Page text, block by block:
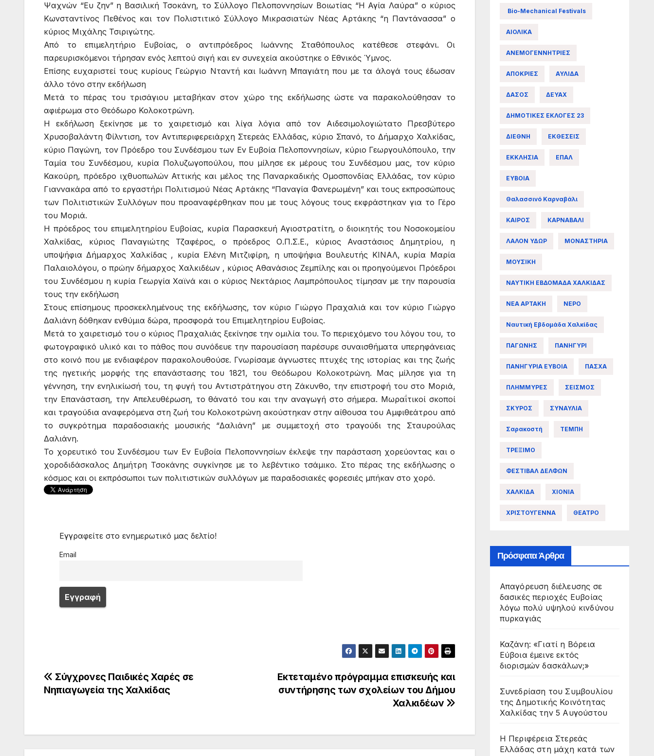
Ψαχνών “Ευ ζην” η Βασιλική Τσοκάνη, το Σύλλογο Πελοποννησίων Βοιωτίας “Η Αγία Λαύρα” ο κύριος
Κωνσταντίνος Πεθένος και τον Πολιστιτικό Σύλλογο Μικρασιατών Νέας Αρτάκης “η Παντάνασσα” ο
κύριος Μιχάλης Τσιριγώτης.
Από το επιμελητήριο Ευβοίας, ο αντιπρόεδρος Ιωάννης Σταθόπουλος κατέθεσε στεφάνι. Οι
παρευρισκόμενοι τήρησαν ενός λεπτού σιγή και εν συνεχεία ακούστηκε ο Εθνικός Ύμνος.
Επίσης ευχαριστεί τους κυρίους Γεώργιο Νταντή και Ιωάννη Μπαγιάτη που με τα άλογά τους έδωσαν
άλλο τόνο στην εκδήλωση
Μετά το πέρας του τρισάγιου μεταβήκαν στον χώρο της εκδήλωσης ώστε να παρακολούθησαν το
αφιέρωμα στο Θεόδωρο Κολοκοτρώνη.
Η εκδήλωση ξεκίνησε με το χαιρετισμό και λίγα λόγια από τον Αιδεσιμολογιώτατο Πρεσβύτερο
Χρυσοβαλάντη Φίλντιση, τον Αντιπεριφερειάρχη Στερεάς Ελλάδας, κύριο Σπανό, το Δήμαρχο Χαλκίδας,
κύριο Παγώνη, τον Πρόεδρο του Συνδέσμου των Εν Ευβοία Πελοποννησίων, κύριο Γεωργουλόπουλο, την
Ταμία του Συνδέσμου, κυρία Πολυζωγοπούλου, που μίλησε εκ μέρους του Συνδέσμου μας, τον κύριο
Κακούρη, πρόεδρο ιχθυοπωλών Αττικής και μέλος της Παναρκαδικής Ομοσπονδίας Ελλάδας, τον κύριο
Γιαννακάρα από το εργαστήρι Πολιτισμού Νέας Αρτάκης “Παναγία Φανερωμένη” και τους εκπροσώπους
των Πολιτιστικών Συλλόγων που προαναφέρθηκαν που με τους λόγους τους εκφράστηκαν για το Γέρο
του Μοριά.
Η πρόεδρος του επιμελητηρίου Ευβοίας, κυρία Παρασκευή Αγιοστρατίτη, ο διοικητής του Νοσοκομείου
Χαλκίδας, κύριος Παναγιώτης Τζαφέρος, ο πρόεδρος Ο.Π.Σ.Ε., κύριος Αναστάσιος Δημητρίου, η
υποψήφια Δήμαρχος Χαλκίδας , κυρία Ελένη Μιτζιφίρη, η υποψήφια Βουλευτής ΚΙΝΑΛ, κυρία Μαρία
Παλαιολόγου, o πρώην δήμαρχος Χαλκιδέων , κύριος Αθανάσιος Ζεμπίλης και οι προηγούμενοι Πρόεδροι
του Συνδέσμου η κυρία Γεωργία Χαϊνά και ο κύριος Νεκτάριος Λαμπρόπουλος τίμησαν με την παρουσία
τους την εκδήλωση
Στους επίσημους προσκεκλημένους της εκδήλωσης, τον κύριο Γιώργο Πραχαλιά και τον κύριο Γιώργο
Δαλιάνη δόθηκαν ενθύμια δώρα, προσφορά του Επιμελητηρίου Ευβοίας.
Μετά το χαιρετισμό του ο κύριος Πραχαλιάς ξεκίνησε την ομιλία του. Το περιεχόμενο του λόγου του, το
φωτογραφικό υλικό και το πάθος που συνόδευε την παρουσίαση παρέσυρε συναισθήματα υπερηφάνειας
στο κοινό που με ενδιαφέρον παρακολουθούσε. Γνωρίσαμε άγνωστες πτυχές της ιστορίας και της ζωής
της ηγετικής μορφής της επανάστασης του 1821, του Θεόδωρου Κολοκοτρώνη. Μας μίλησε για τη
γέννηση, την ενηλικίωσή του, τη φυγή του Αντιστράτηγου στη Ζάκυνθο, την επιστροφή του στο Μοριά,
την Επανάσταση, την Απελευθέρωση, το θάνατό του και την αναγωγή στο σήμερα. Μωραΐτικοί σκοποί
και τραγούδια αναφερόμενα στη ζωή του Κολοκοτρώνη ακούστηκαν στην αίθουσα του Αμφιθεάτρου από
το συγκρότημα παραδοσιακής μουσικής “Δαλιάνη” με συμμετοχή στο τραγούδι της Σταυρούλας
Δαλιάνη.
Το χορευτικό του Συνδέσμου των Εν Ευβοία Πελοποννησίων έκλεψε την παράσταση χορεύοντας και ο
χοροδιδάσκαλος Δημήτρη Τσοκάνης συγκίνησε με το λεβέντικο τσάμικο. Στο πέρας της εκδήλωσης ο
κόσμος και οι εκπρόσωποι των πολιτιστικών συλλόγων με παραδοσιακές φορεσιές μπήκαν στο χορό.
Εγγραφείτε στο ενημερωτικό μας δελτίο!
Email
Πλοήγηση
άρθρων
Εκτεταμένο πρόγραμμα επισκευής και
συντήρησης των σχολείων του Δήμου
Χαλκιδέων
Σύγχρονες Παιδικές Χαρές σε
Νηπιαγωγεία της Χαλκίδας
Bio-Mechanical Festivals
ΑΙΟΛΙΚΑ
ΑΝΕΜΟΓΕΝΝΗΤΡΙΕΣ
ΑΠΟΚΡΙΕΣ ΑΥΛΙΔΑ
ΔΑΣΟΣ ΔΕΥΑΧ
ΔΗΜΟΤΙΚΕΣ ΕΚΛΟΓΕΣ 23
ΔΙΕΘΝΗ ΕΚΘΕΣΕΙΣ
ΕΚΚΛΗΣΙΑ ΕΠΑΛ
ΕΥΒΟΙΑ
Θαλασσινό Καρναβάλι
ΚΑΙΡΟΣ ΚΑΡΝΑΒΑΛΙ
ΛΑΛΟΝ ΥΔΩΡ ΜΟΝΑΣΤΗΡΙΑ
ΜΟΥΣΙΚΗ
ΝΑΥΤΙΚΗ ΕΒΔΟΜΑΔΑ ΧΑΛΚΙΔΑΣ
ΝΕΑ ΑΡΤΑΚΗ ΝΕΡΟ
Ναυτική Εβδομάδα Χαλκίδας
ΠΑΓΩΝΗΣ ΠΑΝΗΓΥΡΙ
ΠΑΝΗΓΥΡΙΑ ΕΥΒΟΙΑ ΠΑΣΧΑ
ΠΛΗΜΜΥΡΕΣ ΣΕΙΣΜΟΣ
ΣΚΥΡΟΣ ΣΥΝΑΥΛΙΑ
Σαρακοστή ΤΕΜΠΗ
ΤΡΕΞΙΜΟ
ΦΕΣΤΙΒΑΛ ΔΕΛΦΩΝ
ΧΑΛΚΙΔΑ ΧΙΟΝΙΑ
ΧΡΙΣΤΟΥΓΕΝΝΑ ΘΕΑΤΡΟ
Πρόσφατα Άρθρα
Απαγόρευση διέλευσης σε
δασικές περιοχές Ευβοίας
λόγω πολύ υψηλού κινδύνου
πυρκαγιάς
Καζάνη: «Γιατί η Βόρεια
Εύβοια έμεινε εκτός
διορισμών δασκάλων;»
Συνεδρίαση του Συμβουλίου
της Δημοτικής Κοινότητας
Χαλκίδας την 5 Αυγούστου
Η Περιφέρεια Στερεάς
Ελλάδας στη μάχη κατά των